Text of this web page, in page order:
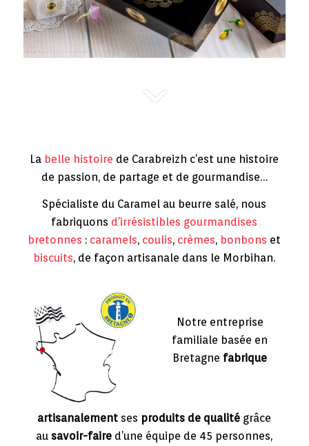
La belle histoire de Carabreizh c’est une histoire
de passion, de partage et de gourmandise…
Spécialiste du Caramel au beurre salé, nous
fabriquons d’irrésistibles gourmandises
bretonnes : caramels, coulis, crèmes, bonbons et
biscuits, de façon artisanale dans le Morbihan.
Notre entreprise
familiale basée en
Bretagne fabrique
artisanalement ses produits de qualité grâce
ausavoir-faire d’une équipe de 45 personnes,